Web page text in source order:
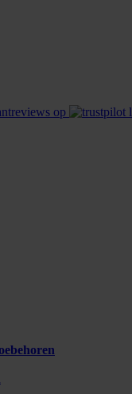
reviews op